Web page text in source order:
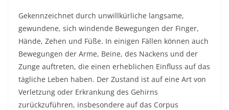
Gekennzeichnet durch unwillkürliche langsame,
gewundene, sich windende Bewegungen der Finger,
Hände, Zehen und Füße. In einigen Fällen können auch
Bewegungen der Arme, Beine, des Nackens und der
Zunge auftreten, die einen erheblichen Einfluss auf das
tägliche Leben haben. Der Zustand ist auf eine Art von
Verletzung oder Erkrankung des Gehirns
zurückzuführen, insbesondere auf das Corpus